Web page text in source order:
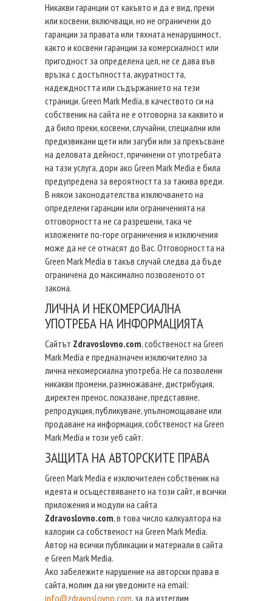
Никакви гаранции от какъвто и да е вид, преки
или косвени, включващи, но не ограничени до
гаранции за правата или тяхната ненарушимост,
както и косвени гаранции за комерсиалност или
пригодност за определена цел, не се дава във
връзка с достъпността, акуратността,
надеждността или съдържанието на тези
страници. Green Mark Media, в качеството си на
собственик на сайта не е отговорна за каквито и
да било преки, косвени, случайни, специални или
предизвикани щети или загуби или за прекъсване
на деловата дейност, причинени от употребата
на тази услуга, дори ако Green Mark Media е била
предупредена за вероятността за такива вреди.
В някои законодателства изключването на
определени гаранции или ограниченията на
отговорността не са разрешени, така че
изложените по-горе ограничения и изключения
може да не се отнасят до Вас. Отговорността на
Green Mark Media в такъв случай следва да бъде
ограничена до максимално позволеното от
закона.
ЛИЧНА И НЕКОМЕРСИАЛНА
УПОТРЕБА НА ИНФОРМАЦИЯТА
Сайтът Zdravoslovno.com, собственост на Green
Mark Media е предназначен изключително за
лична некомерсиална употреба. Не са позволени
никакви промени, размножаване, дистрибуция,
директен пренос, показване, представяне,
репродукция, публикуване, упълномощаване или
продаване на информация, собственост на Green
Mark Media и този уеб сайт.
ЗАЩИТА НА АВТОРСКИТЕ ПРАВА
Green Mark Media е изключителен собственик на
идеята и осъществяването на този сайт, и всички
приложения и модули на сайта
Zdravoslovno.com, в това число калкуалтора на
калории са собственост на Green Mark Media.
Автор на всички публикации и материали в сайта
е Green Mark Media.
Ако забележите нарушение на авторски права в
сайта, молим да ни уведомите на email:
info@zdravoslovno.com, за да изтеглим